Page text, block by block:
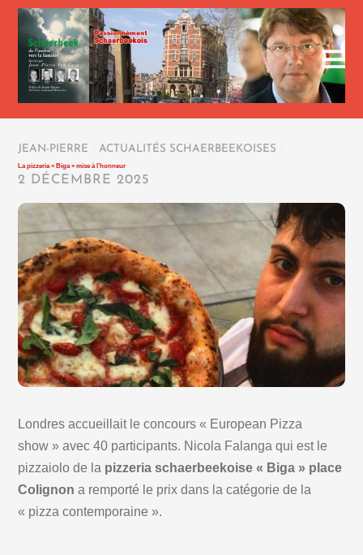
JEAN-PIERRE ACTUALITÉS SCHAERBEEKOISES
La pizzeria « Biga » mise à l’honneur
2 DÉCEMBRE 2025
Londres accueillait le concours « European Pizza
show » avec 40 participants. Nicola Falanga qui est le
pizzaiolo de la pizzeria schaerbeekoise « Biga » place
Colignon a remporté le prix dans la catégorie de la
« pizza contemporaine ».